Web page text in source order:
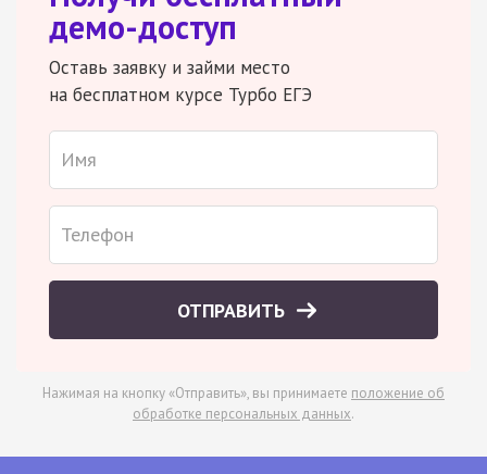
демо-доступ
Оставь заявку и займи место
на бесплатном курсе Турбо ЕГЭ
ОТПРАВИТЬ
Нажимая на кнопку «Отправить», вы принимаете положение об
обработке персональных данных.